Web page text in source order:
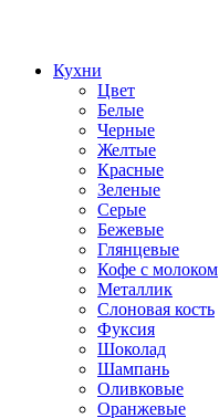
Кухни
Цвет
Белые
Черные
Желтые
Красные
Зеленые
Серые
Бежевые
Глянцевые
Кофе с молоком
Металлик
Слоновая кость
Фуксия
Шоколад
Шампань
Оливковые
Оранжевые